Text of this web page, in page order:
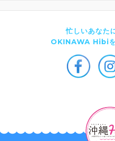
忙しいあなた
OKINAWA Hibi